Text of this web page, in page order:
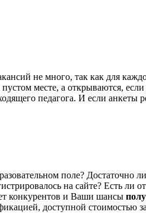
не много, так как для
месте, а открываются,
педагога. И если анкеты
поле? Достаточно
на сайте? Есть ли
конкурентов и Ваши шансы
доступной стоимостью